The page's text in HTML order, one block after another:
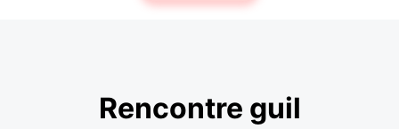
Rencontre guil